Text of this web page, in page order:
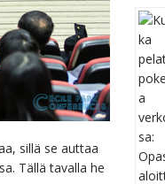
sillä se auttaa
Tällä tavalla he